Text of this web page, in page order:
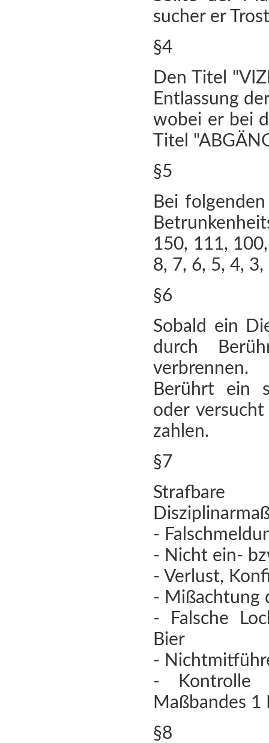
sucher er
§4
Den Titel
Entlassung
wobei er bei
Titel
§5
Bei
150, 111,
8, 7, 6, 5, 4, 3,
§6
Sobald ein
durch
verbrennen.
Berührt ein
oder
zahlen.
§7
-
- Nicht ein-
- Verlust,
- Mißachtung
- Falsche
Bier
-
- Kontrolle
Maßbandes 1
§8